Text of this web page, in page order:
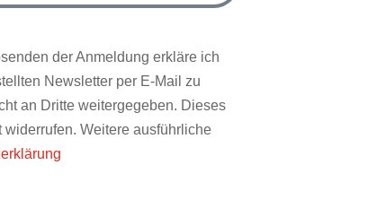
der Anmeldung erkläre ich
Newsletter per E-Mail zu
an Dritte weitergegeben. Dieses
Weitere ausführliche